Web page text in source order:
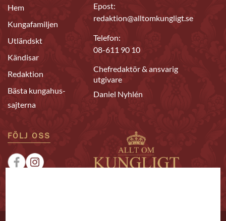
Hem
Kungafamiljen
Utländskt
Kändisar
Redaktion
Bästa kungahus-
sajterna
Epost:
redaktion@alltomkungligt.se
Telefon:
08-611 90 10
Chefredaktör & ansvarig
utgivare
Daniel Nyhlén
FÖLJ OSS